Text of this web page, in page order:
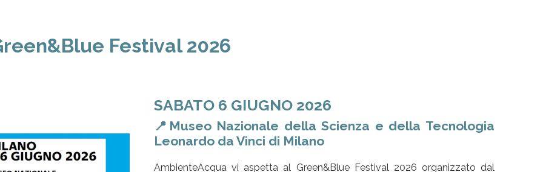
Festival 2026
SABATO 6 GIUGNO 2026
📍Museo Nazionale della Scienza e della Tecnologia
Leonardo da Vinci di Milano
AmbienteAcqua vi aspetta al Green&Blue Festival 2026 organizzato dal